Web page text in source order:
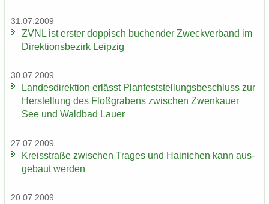
31.07.2009
ZVNL ist ers­ter dop­pisch bu­chen­der Zweck­ver­band im
Di­rek­ti­ons­be­zirk Leip­zig
30.07.2009
Lan­des­di­rek­ti­on er­lässt Plan­fest­stel­lungs­be­schluss zur
Her­stel­lung des Floß­gra­bens zwi­schen Zwenkau­er
See und Wald­bad Lauer
27.07.2009
Kreis­stra­ße zwi­schen Tra­ges und Hai­ni­chen kann aus­
ge­baut wer­den
20.07.2009